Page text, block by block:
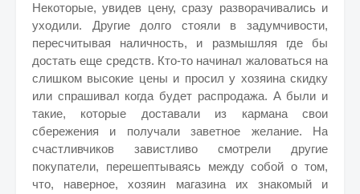
Некоторые, увидев цену, сразу разворачивались и
уходили. Другие долго стояли в задумчивости,
пересчитывая наличность, и размышляя где бы
достать еще средств. Кто-то начинал жаловаться на
слишком высокие цены и просил у хозяина скидку
или спрашивал когда будет распродажа. А были и
такие, которые доставали из кармана свои
сбережения и получали заветное желание. На
счастливчиков завистливо смотрели другие
покупатели, перешептываясь между собой о том,
что, наверное, хозяин магазина их знакомый и